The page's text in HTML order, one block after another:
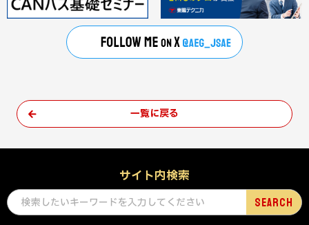
一覧に戻る
サイト内検索